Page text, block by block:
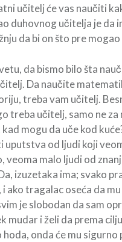
učitelj će vas naučiti
duhovnog učitelja je da
da bi on što pre
da bismo bilo šta
Da naučite
treba vam učitelj.
treba učitelj, samo ne
mogu da uče kod
uputstva od ljudi koji
veoma malo ljudi od
izuzetaka ima; svako
i ako tragalac oseća da
je slobodan da sam
mudar i želi da prema
onda će mu sigurno